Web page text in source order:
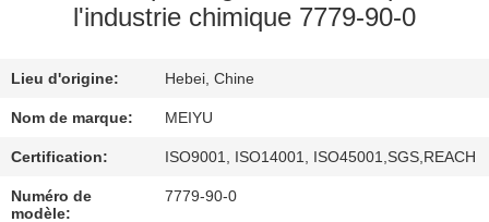
NOUS
VISITE
DE
L'USINE
l'industrie chimique 7779-90-0
Lieu d'origine: Hebei, Chine
Nom de marque: MEIYU
Certification: ISO9001, ISO14001, ISO45001,SGS,REACH
Numéro de
modèle:
7779-90-0